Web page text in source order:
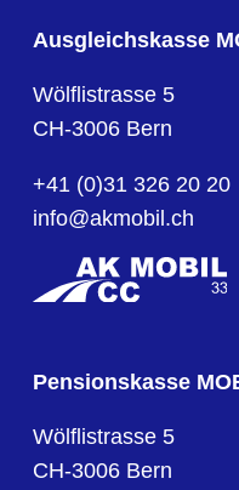
Ausgleichskasse
Wölflistrasse 5
CH-3006 Bern
+41 (0)31 326 20 20
info@akmobil.ch
Pensionskasse
Wölflistrasse 5
CH-3006 Bern